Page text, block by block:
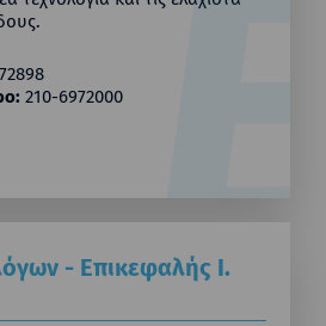
210-6972000
- Επικεφαλής Ι.